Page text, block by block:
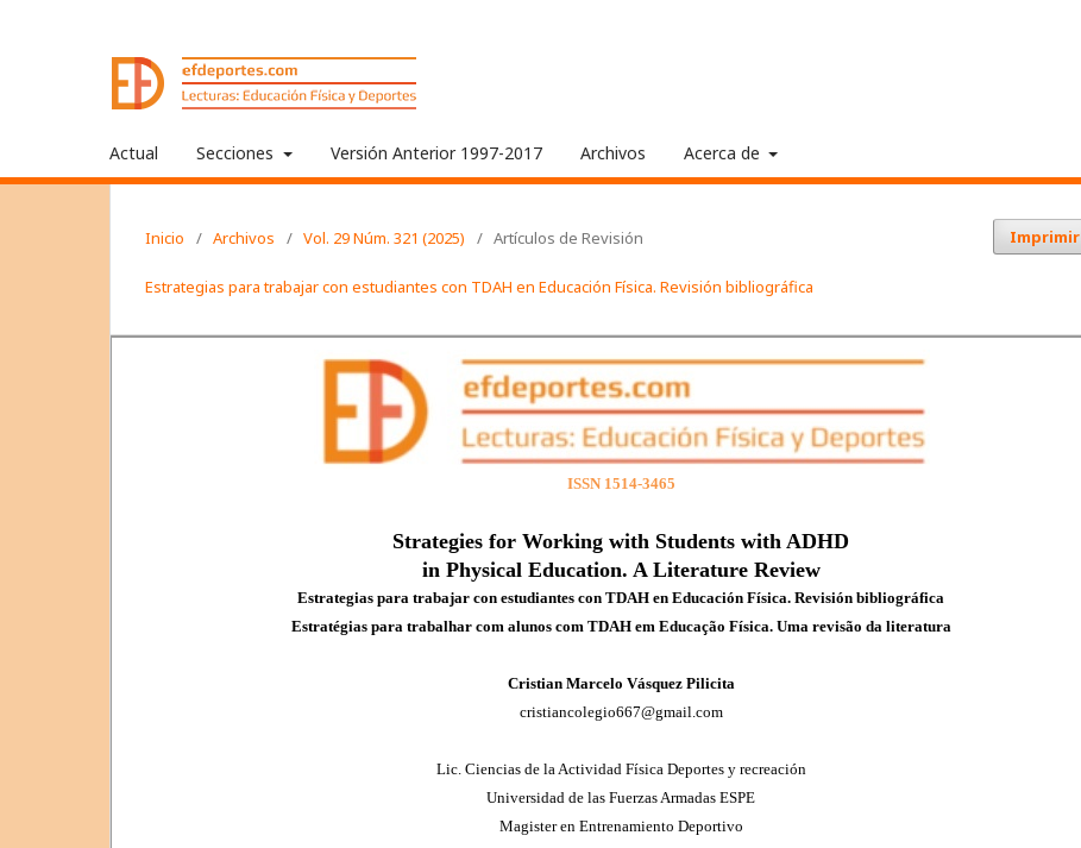
Actual Secciones Versión Anterior 1997-2017 Archivos Acerca de
Inicio / Archivos / Vol. 29 Núm. 321 (2025) / Artículos de Revisión Imprimir
Estrategias para trabajar con estudiantes con TDAH en Educación Física. Revisión bibliográfica